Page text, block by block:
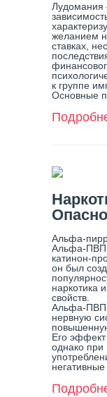
Лудомания
желанием
ставках,
к группе
Основные
Альфа-
Альфа-ПВП,
катинон-
он был
наркотика
свойств.
Альфа-ПВП
нервную
Его
однако при